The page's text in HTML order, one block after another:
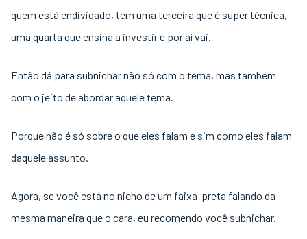
quem está endividado, tem uma terceira que é super técnica,
uma quarta que ensina a investir e por aí vai.
Então dá para subnichar não só com o tema, mas também
com o jeito de abordar aquele tema.
Porque não é só sobre o que eles falam e sim como eles falam
daquele assunto.
Agora, se você está no nicho de um faixa-preta falando da
mesma maneira que o cara, eu recomendo você subnichar.